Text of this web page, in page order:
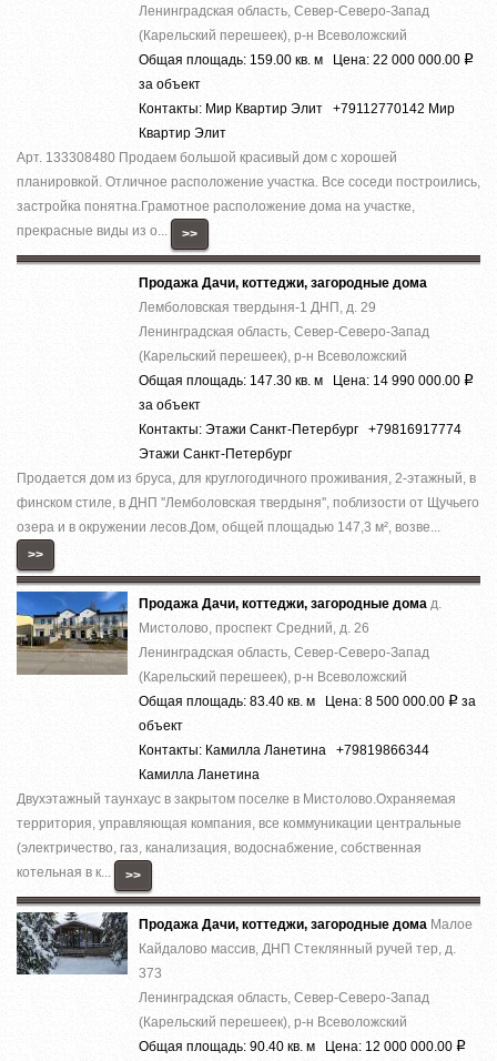
Ленинградская область, Север-Северо-Запад
(Карельский перешеек), р-н Всеволожский
Общая площадь: 159.00 кв. м Цена: 22 000 000.00 Р
за объект
Контакты: Мир Квартир Элит +79112770142 Мир
Квартир Элит
Арт. 133308480 Продаем большой красивый дом с хорошей
планировкой. Отличное расположение участка. Все соседи построились,
застройка понятна.Грамотное расположение дома на участке,
прекрасные виды из о...
>>
Продажа Дачи, коттеджи, загородные дома
Лемболовская твердыня-1 ДНП, д. 29
Ленинградская область, Север-Северо-Запад
(Карельский перешеек), р-н Всеволожский
Общая площадь: 147.30 кв. м Цена: 14 990 000.00 Р
за объект
Контакты: Этажи Санкт-Петербург +79816917774
Этажи Санкт-Петербург
Продается дом из бруса, для круглогодичного проживания, 2-этажный, в
финском стиле, в ДНП ''Лемболовская твердыня'', поблизости от Щучьего
озера и в окружении лесов.Дом, общей площадью 147,3 м², возве...
>>
Продажа Дачи, коттеджи, загородные дома д.
Мистолово, проспект Средний, д. 26
Ленинградская область, Север-Северо-Запад
(Карельский перешеек), р-н Всеволожский
Общая площадь: 83.40 кв. м Цена: 8 500 000.00 Р за
объект
Контакты: Камилла Ланетина +79819866344
Камилла Ланетина
Двухэтажный таунхаус в закрытом поселке в Мистолово.Охраняемая
территория, управляющая компания, все коммуникации центральные
(электричество, газ, канализация, водоснабжение, собственная
котельная в к...
>>
Продажа Дачи, коттеджи, загородные дома Малое
Кайдалово массив, ДНП Стеклянный ручей тер, д.
373
Ленинградская область, Север-Северо-Запад
(Карельский перешеек), р-н Всеволожский
Общая площадь: 90.40 кв. м Цена: 12 000 000.00 Р